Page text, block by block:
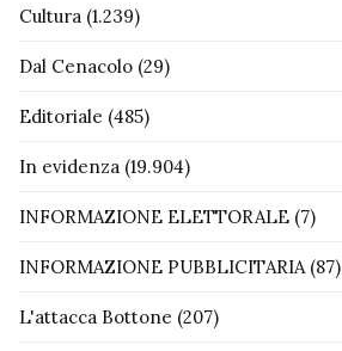
Cultura (1.239)
Dal Cenacolo (29)
Editoriale (485)
In evidenza (19.904)
INFORMAZIONE ELETTORALE (7)
INFORMAZIONE PUBBLICITARIA(87)
L'attacca Bottone (207)